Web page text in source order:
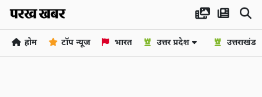
होम टॉप न्यूज भारत उत्तर प्रदेश उत्तराखंड